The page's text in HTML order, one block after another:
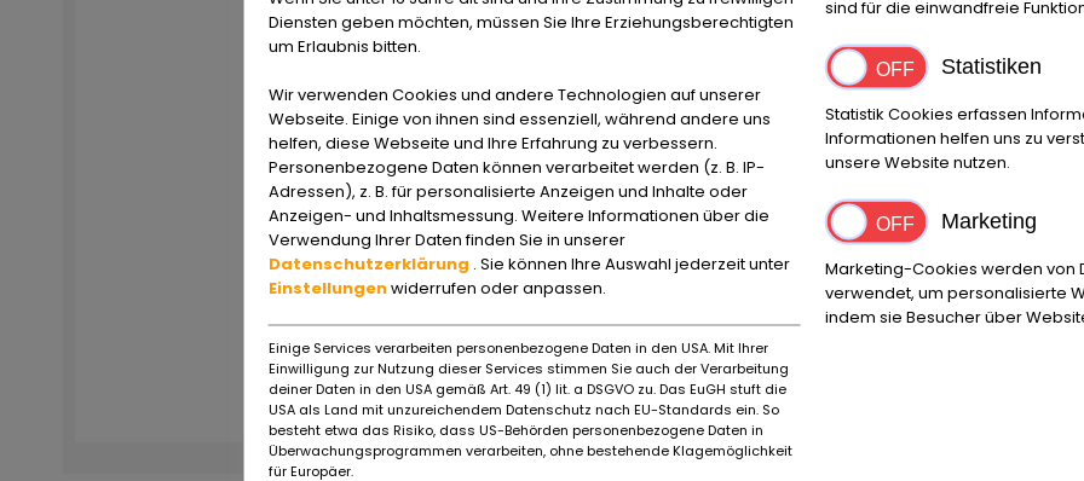
Diensten geben möchten, müssen Sie Ihre Erziehungsberechtigten
um Erlaubnis bitten.
Wir verwenden Cookies und andere Technologien auf unserer
Webseite. Einige von ihnen sind essenziell, während andere uns
helfen, diese Webseite und Ihre Erfahrung zu verbessern.
Personenbezogene Daten können verarbeitet werden (z. B. IP-
Adressen), z. B. für personalisierte Anzeigen und Inhalte oder
Anzeigen- und Inhaltsmessung. Weitere Informationen über die
Verwendung Ihrer Daten finden Sie in unserer
Datenschutzerklärung . Sie können Ihre Auswahl jederzeit unter
Einstellungenwiderrufen oder anpassen.
Einige Services verarbeiten personenbezogene Daten in den USA. Mit Ihrer
Einwilligung zur Nutzung dieser Services stimmen Sie auch der Verarbeitung
deiner Daten in den USA gemäß Art. 49 (1) lit. a DSGVO zu. Das EuGH stuft die
USA als Land mit unzureichendem Datenschutz nach EU-Standards ein. So
besteht etwa das Risiko, dass US-Behörden personenbezogene Daten in
Überwachungsprogrammen verarbeiten, ohne bestehende Klagemöglichkeit
für Europäer.
sind für die einwandfreie
Statistiken
Statistik Cookies erfassen
Informationen helfen uns zu
unsere Website nutzen.
Marketing
Marketing-Cookies werden von
verwendet, um personalisierte
indem sie Besucher über